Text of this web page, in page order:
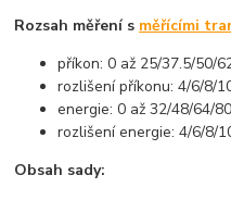
Rozsah měření s měřícími
příkon: 0 až 25/37.5/50/
rozlišení příkonu: 4/6/8/
energie: 0 až 32/48/64/
rozlišení energie: 4/6/8/
Obsah sady: